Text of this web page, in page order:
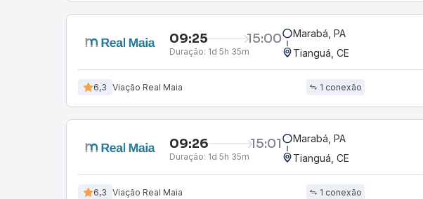
09:25 15:00
Duração: 1d 5h 35m
Marabá, PA
Tianguá, CE
6,3 Viação Real Maia 1 conexão
09:26 15:01
Duração: 1d 5h 35m
Marabá, PA
Tianguá, CE
6,3 Viação Real Maia 1 conexão